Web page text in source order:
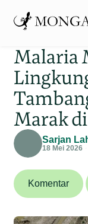
Malaria
Marak
Sarjan
18 Mei 2026
Komentar